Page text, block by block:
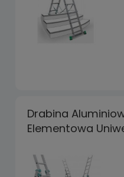
Drabina
Elementowa